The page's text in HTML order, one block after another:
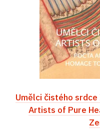
Umělci čistého
Artists of Pure